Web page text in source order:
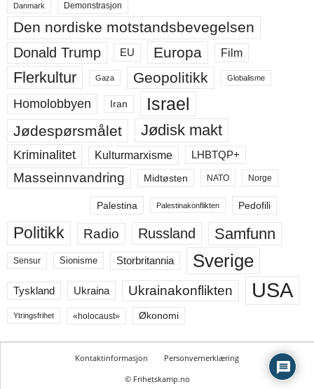
Danmark Demonstrasjon
Den nordiske motstandsbevegelsen
Donald Trump EU Europa Film
Flerkultur Gaza Geopolitikk Globalisme
Homolobbyen Iran Israel
Jødespørsmålet Jødisk makt
Kriminalitet Kulturmarxisme LHBTQP+
Masseinnvandring Midtøsten NATO Norge
Palestina Palestinakonflikten Pedofili
Politikk Radio Russland Samfunn
Sensur Sionisme Storbritannia Sverige
Tyskland Ukraina Ukrainakonflikten USA
Ytringsfrihet «holocaust» Økonomi
Kontaktinformasjon
Personvernerklæring
© Frihetskamp.no